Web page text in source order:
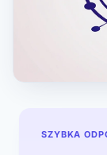
SZYBKA